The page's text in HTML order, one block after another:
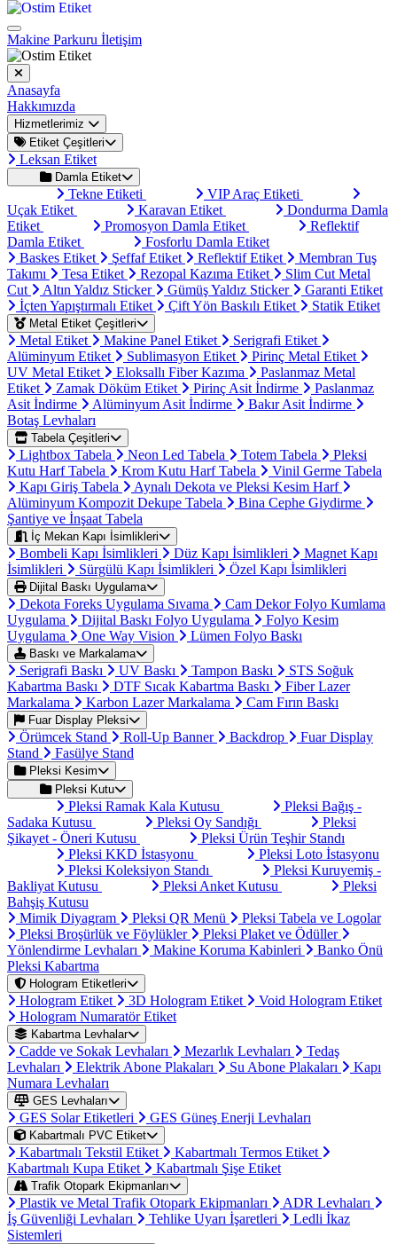
Makine Parkuru İletişim
Anasayfa
Hakkımızda
Hizmetlerimiz
Etiket Çeşitleri
Leksan Etiket
Damla Etiket
Tekne Etiketi
VIP Araç Etiketi
Uçak Etiket
Karavan Etiket
Dondurma Damla
Etiket
Promosyon Damla Etiket
Reflektif
Damla Etiket
Fosforlu Damla Etiket
Baskes Etiket
Şeffaf Etiket Reflektif Etiket
Membran Tuş
Takımı
Tesa Etiket Rezopal Kazıma Etiket
Slim Cut Metal
Cut
Altın Yaldız Sticker Gümüş Yaldız Sticker
Garanti Etiket
İçten Yapıştırmalı Etiket
Çift Yön Baskılı Etiket Statik Etiket
Metal Etiket Çeşitleri
Metal Etiket Makine Panel Etiket
Serigrafi Etiket
Alüminyum Etiket
Sublimasyon Etiket
Pirinç Metal Etiket
UV Metal Etiket
Eloksallı Fiber Kazıma
Paslanmaz Metal
Etiket
Zamak Döküm Etiket Pirinç Asit İndirme
Paslanmaz
Asit İndirme
Alüminyum Asit İndirme
Bakır Asit İndirme
Botaş Levhaları
Tabela Çeşitleri
Lightbox Tabela Neon Led Tabela Totem Tabela
Pleksi
Kutu Harf Tabela
Krom Kutu Harf Tabela
Vinil Germe Tabela
Kapı Giriş Tabela
Aynalı Dekota ve Pleksi Kesim Harf
Alüminyum Kompozit Dekupe Tabela
Bina Cephe Giydirme
Şantiye ve İnşaat Tabela
İç Mekan Kapı İsimlikleri
Bombeli Kapı İsimlikleri Düz Kapı İsimlikleri
Magnet Kapı
İsimlikleri
Sürgülü Kapı İsimlikleri Özel Kapı İsimlikleri
Dijital Baskı Uygulama
Dekota Foreks Uygulama Sıvama
Cam Dekor Folyo Kumlama
Uygulama
Dijital Baskı Folyo Uygulama
Folyo Kesim
Uygulama
One Way Vision Lümen Folyo Baskı
Baskı ve Markalama
Serigrafi Baskı UV Baskı Tampon Baskı
STS Soğuk
Kabartma Baskı
DTF Sıcak Kabartma Baskı
Fiber Lazer
Markalama
Karbon Lazer Markalama Cam Fırın Baskı
Fuar Display Pleksi
Örümcek Stand Roll-Up Banner Backdrop
Fuar Display
Stand
Fasülye Stand
Pleksi Kesim
Pleksi Kutu
Pleksi Ramak Kala Kutusu
Pleksi Bağış -
Sadaka Kutusu
Pleksi Oy Sandığı
Pleksi
Şikayet - Öneri Kutusu
Pleksi Ürün Teşhir Standı
Pleksi KKD İstasyonu
Pleksi Loto İstasyonu
Pleksi Koleksiyon Standı
Pleksi Kuruyemiş -
Bakliyat Kutusu
Pleksi Anket Kutusu
Pleksi
Bahşiş Kutusu
Mimik Diyagram
Pleksi QR Menü
Pleksi Tabela ve Logolar
Pleksi Broşürlük ve Föylükler
Pleksi Plaket ve Ödüller
Yönlendirme Levhaları
Makine Koruma Kabinleri
Banko Önü
Pleksi Kabartma
Hologram Etiketleri
Hologram Etiket 3D Hologram Etiket
Void Hologram Etiket
Hologram Numaratör Etiket
Kabartma Levhalar
Cadde ve Sokak Levhaları Mezarlık Levhaları
Tedaş
Levhaları
Elektrik Abone Plakaları Su Abone Plakaları
Kapı
Numara Levhaları
GES Levhaları
GES Solar Etiketleri GES Güneş Enerji Levhaları
Kabartmalı PVC Etiket
Kabartmalı Tekstil Etiket
Kabartmalı Termos Etiket
Kabartmalı Kupa Etiket
Kabartmalı Şişe Etiket
Trafik Otopark Ekipmanları
Plastik ve Metal Trafik Otopark Ekipmanları
ADR Levhaları
İş Güvenliği Levhaları
Tehlike Uyarı İşaretleri
Ledli İkaz
Sistemleri